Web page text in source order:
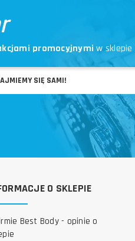
promocyjnymi w sklepie
O SKLEPIE
Best Body - opinie o